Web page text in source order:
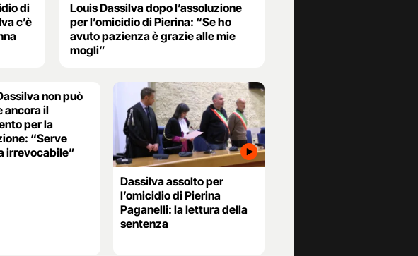
di
c’è
Louis Dassilva dopo l’assoluzione
per l’omicidio di Pierina: “Se ho
avuto pazienza è grazie alle mie
mogli”
non può
ancora il
per la
“Serve
irrevocabile”
Dassilva assolto per
l’omicidio di Pierina
Paganelli: la lettura della
sentenza